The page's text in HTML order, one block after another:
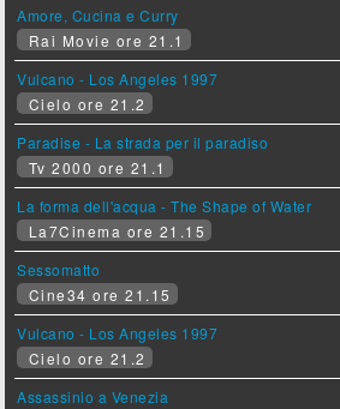
Amore, Cucina e Curry
Rai Movie ore 21.1
Vulcano - Los Angeles 1997
Cielo ore 21.2
Paradise - La strada per il paradiso
Tv 2000 ore 21.1
La forma dell'acqua - The Shape of Water
La7Cinema ore 21.15
Sessomatto
Cine34 ore 21.15
Vulcano - Los Angeles 1997
Cielo ore 21.2
Assassinio a Venezia